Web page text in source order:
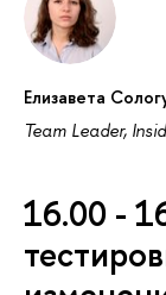
Елизавета
Team Leader,
16.00 -